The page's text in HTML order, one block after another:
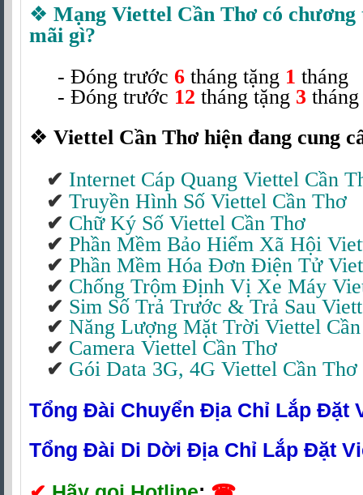
❖ Mạng Viettel Cần Thơ có
mãi gì?
- Đóng trước 6 tháng tặng 1
- Đóng trước 12 tháng tặng 3
❖ Viettel Cần Thơ hiện đang cung
✔ Internet Cáp Quang Viettel Cần
✔ Truyền Hình Số Viettel Cần Thơ
✔ Chữ Ký Số Viettel Cần Thơ
✔ Phần Mềm Bảo Hiểm Xã Hội
✔ Phần Mềm Hóa Đơn Điện Tử
✔ Chống Trộm Định Vị Xe Máy
✔ Sim Số Trả Trước & Trả Sau
✔ Năng Lượng Mặt Trời Viettel
✔ Camera Viettel Cần Thơ
✔ Gói Data 3G, 4G Viettel Cần Thơ
Tổng Đài Chuyển Địa Chỉ Lắp Đặt
Tổng Đài Di Dời Địa Chỉ Lắp Đặt